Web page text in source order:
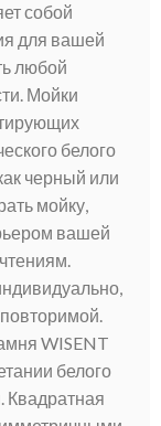
собой
для вашей
любой
Мойки
белого
черный или
мойку,
вашей
WISENT
белого
Квадратная